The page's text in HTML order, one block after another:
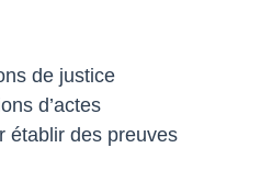
de justice
d’actes
établir des preuves